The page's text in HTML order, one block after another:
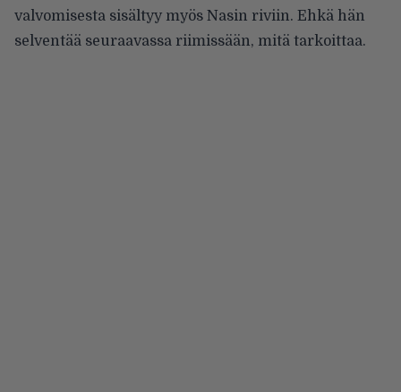
valvomisesta sisältyy myös Nasin riviin. Ehkä hän
selventää seuraavassa riimissään, mitä tarkoittaa.